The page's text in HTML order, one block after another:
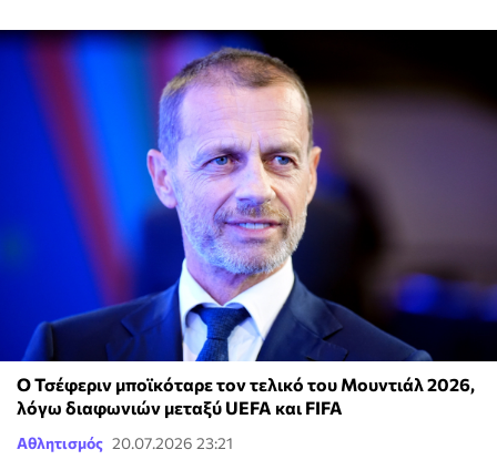
Ο Τσέφεριν μποϊκόταρε τον τελικό του Μουντιάλ 2026,
λόγω διαφωνιών μεταξύ UEFA και FIFA
Αθλητισμός 20.07.2026 23:21